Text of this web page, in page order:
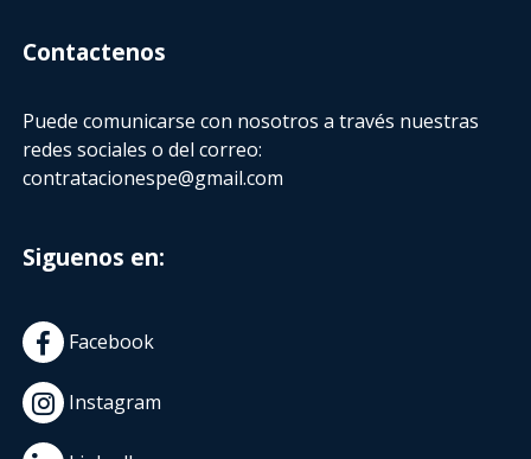
Contactenos
Puede comunicarse con nosotros a través nuestras
redes sociales o del correo:
contratacionespe@gmail.com
Siguenos en:
Facebook
Instagram